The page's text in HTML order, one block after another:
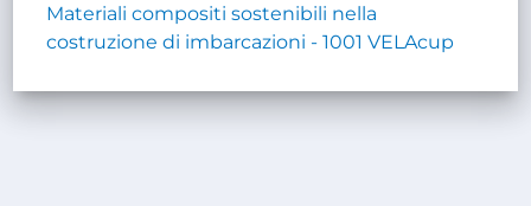
Materiali compositi sostenibili nella
costruzione di imbarcazioni - 1001 VELAcup